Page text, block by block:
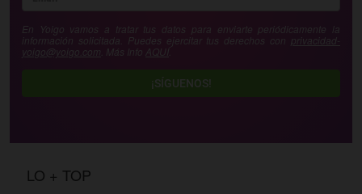
En Yoigo vamos a tratar tus datos para enviarte periódicamente la
información solicitada. Puedes ejercitar tus derechos con privacidad-
yoigo@yoigo.com . Más Info AQUÍ
¡SÍGUENOS!
LO + TOP